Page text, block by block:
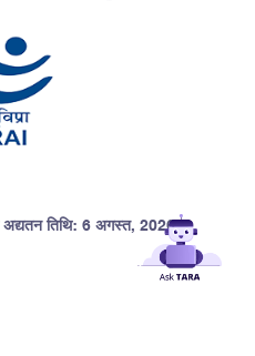
तिथि: 6 अगस्त, 2026